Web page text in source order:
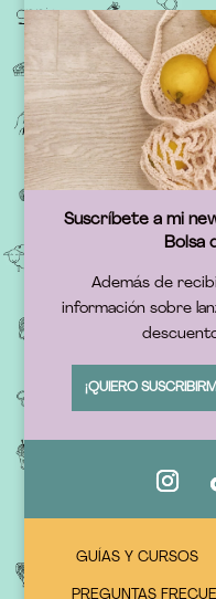
Suscríbete a mi
Bolsa
Además de
información sobre
¡QUIERO
GUÍAS Y CURSOS
PREGUNTAS